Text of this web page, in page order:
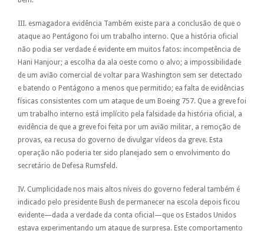
III. esmagadora evidência Também existe para a conclusão de que o
ataque ao Pentágono foi um trabalho interno. Que a história oficial
não podia ser verdade é evidente em muitos fatos: incompetência de
Hani Hanjour; a escolha da ala oeste como o alvo; a impossibilidade
de um avião comercial de voltar para Washington sem ser detectado
e batendo o Pentágono a menos que permitido; ea falta de evidências
físicas consistentes com um ataque de um Boeing 757. Que a greve foi
um trabalho interno está implícito pela falsidade da história oficial, a
evidência de que a greve foi feita por um avião militar, a remoção de
provas, ea recusa do governo de divulgar vídeos da greve. Esta
operação não poderia ter sido planejado sem o envolvimento do
secretário de Defesa Rumsfeld.
IV. Cumplicidade nos mais altos níveis do governo federal também é
indicado pelo presidente Bush de permanecer na escola depois ficou
evidente—dada a verdade da conta oficial—que os Estados Unidos
estava experimentando um ataque de surpresa. Este comportamento